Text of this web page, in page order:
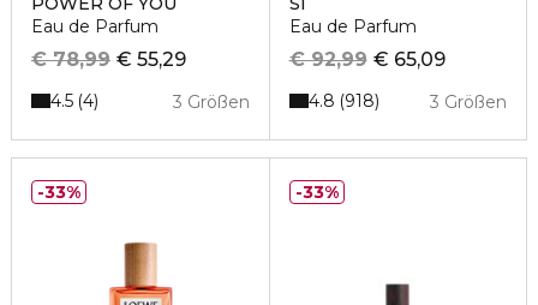
Eau de Parfum
€ 55,29
€ 78,99
3 Größen
4.5 4
Eau de Parfum
€ 65,09
€ 92,99
3 Größen
4.8 918
33% 33%